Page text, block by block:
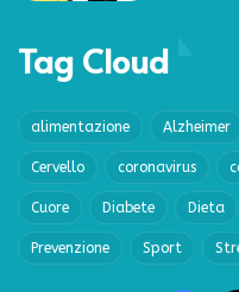
Tag Cloud
alimentazione Alzheimer
Cervello coronavirus
Cuore Diabete Dieta
Prevenzione Sport